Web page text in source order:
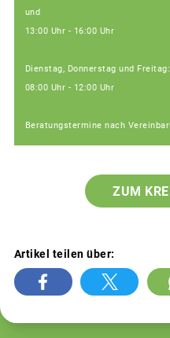
und
13:00 Uhr - 16:00 Uhr
Dienstag, Donnerstag und Freitag:
08:00 Uhr - 12:00 Uhr
Beratungstermine nach
ZUM
Artikel teilen über: